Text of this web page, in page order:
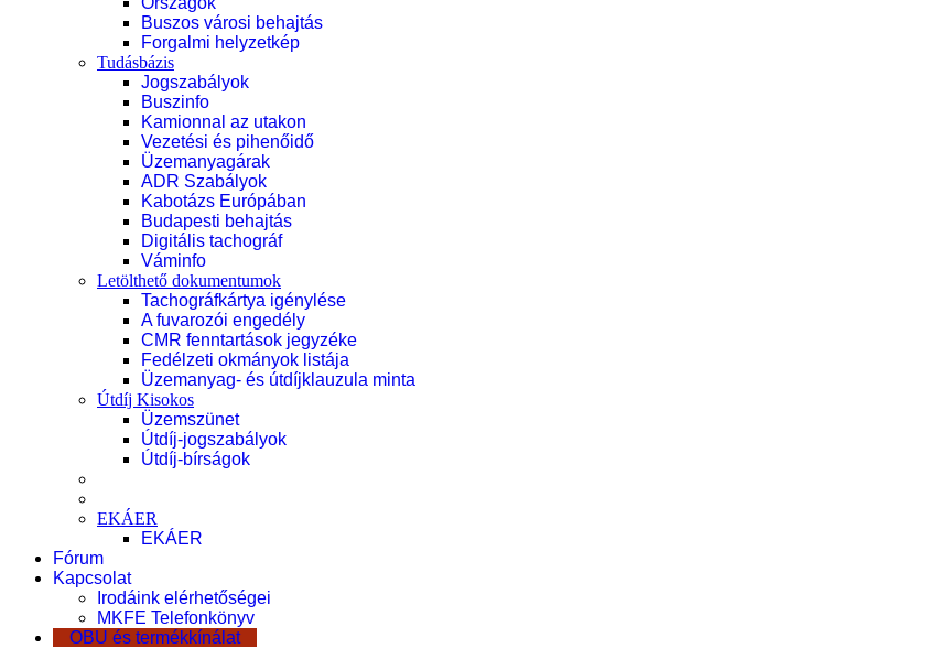
Buszos városi behajtás
Forgalmi helyzetkép
Tudásbázis
Jogszabályok
Buszinfo
Kamionnal az utakon
Vezetési és pihenőidő
Üzemanyagárak
ADR Szabályok
Kabotázs Európában
Budapesti behajtás
Digitális tachográf
Váminfo
Letölthető dokumentumok
Tachográfkártya igénylése
A fuvarozói engedély
CMR fenntartások jegyzéke
Fedélzeti okmányok listája
Üzemanyag- és útdíjklauzula minta
Útdíj Kisokos
Üzemszünet
Útdíj-jogszabályok
Útdíj-bírságok
EKÁER
EKÁER
Fórum
Kapcsolat
Irodáink elérhetőségei
MKFE Telefonkönyv
OBU és termékkínálat